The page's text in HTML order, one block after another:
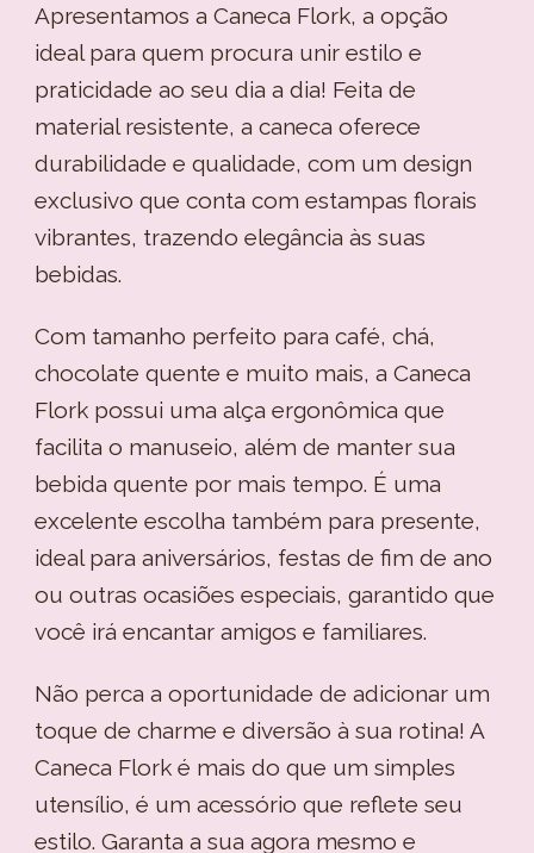
Apresentamos a Caneca Flork, a opção
ideal para quem procura unir estilo e
praticidade ao seu dia a dia! Feita de
material resistente, a caneca oferece
durabilidade e qualidade, com um design
exclusivo que conta com estampas florais
vibrantes, trazendo elegância às suas
bebidas.
Com tamanho perfeito para café, chá,
chocolate quente e muito mais, a Caneca
Flork possui uma alça ergonômica que
facilita o manuseio, além de manter sua
bebida quente por mais tempo. É uma
excelente escolha também para presente,
ideal para aniversários, festas de fim de ano
ou outras ocasiões especiais, garantido que
você irá encantar amigos e familiares.
Não perca a oportunidade de adicionar um
toque de charme e diversão à sua rotina! A
Caneca Flork é mais do que um simples
utensílio, é um acessório que reflete seu
estilo. Garanta a sua agora mesmo e